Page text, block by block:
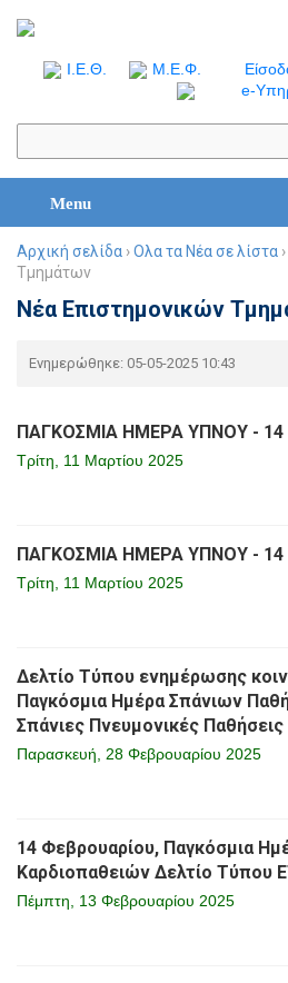
I.Ε.Θ. Μ.Ε.Φ.
e-
Menu
Αρχική σελίδα ›Ολα τα Νέα σε λίστα
Τμημάτων
Νέα Επιστημονικών
Ενημερώθηκε: 05-05-2025 10:43
ΠΑΓΚΟΣΜΙΑ ΗΜΕΡΑ ΥΠΝΟΥ - 14
Τρίτη, 11 Μαρτίου 2025
ΠΑΓΚΟΣΜΙΑ ΗΜΕΡΑ ΥΠΝΟΥ - 14
Τρίτη, 11 Μαρτίου 2025
Δελτίο Τύπου ενημέρωσης
Παγκόσμια Ημέρα Σπάνιων
Σπάνιες Πνευμονικές Παθήσεις
Παρασκευή, 28 Φεβρουαρίου 2025
14 Φεβρουαρίου, Παγκόσμια
Καρδιοπαθειών Δελτίο Τύπου
Πέμπτη, 13 Φεβρουαρίου 2025